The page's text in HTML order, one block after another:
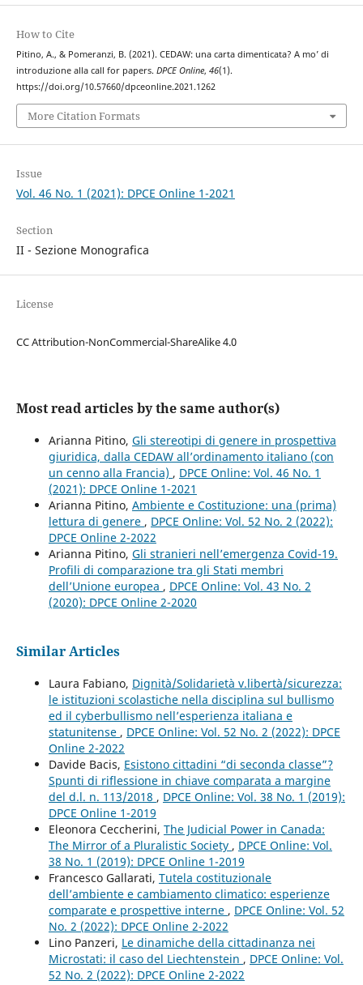
How to Cite
Pitino, A., & Pomeranzi, B. (2021). CEDAW: una carta dimenticata? A mo’ di
introduzione alla call for papers. DPCE Online, 46(1).
https://doi.org/10.57660/dpceonline.2021.1262
More Citation Formats
Issue
Vol. 46 No. 1 (2021): DPCE Online 1-2021
Section
II - Sezione Monografica
License
CC Attribution-NonCommercial-ShareAlike 4.0
Most read articles by the same author(s)
Arianna Pitino, Gli stereotipi di genere in prospettiva
giuridica, dalla CEDAW all’ordinamento italiano (con
un cenno alla Francia) , DPCE Online: Vol. 46 No. 1
(2021): DPCE Online 1-2021
Arianna Pitino, Ambiente e Costituzione: una (prima)
lettura di genere , DPCE Online: Vol. 52 No. 2 (2022):
DPCE Online 2-2022
Arianna Pitino, Gli stranieri nell’emergenza Covid-19.
Profili di comparazione tra gli Stati membri
dell’Unione europea , DPCE Online: Vol. 43 No. 2
(2020): DPCE Online 2-2020
Similar Articles
Laura Fabiano, Dignità/Solidarietà v.libertà/sicurezza:
le istituzioni scolastiche nella disciplina sul bullismo
ed il cyberbullismo nell’esperienza italiana e
statunitense , DPCE Online: Vol. 52 No. 2 (2022): DPCE
Online 2-2022
Davide Bacis, Esistono cittadini “di seconda classe”?
Spunti di riflessione in chiave comparata a margine
del d.l. n. 113/2018 , DPCE Online: Vol. 38 No. 1 (2019):
DPCE Online 1-2019
Eleonora Ceccherini, The Judicial Power in Canada:
The Mirror of a Pluralistic Society , DPCE Online: Vol.
38 No. 1 (2019): DPCE Online 1-2019
Francesco Gallarati, Tutela costituzionale
dell’ambiente e cambiamento climatico: esperienze
comparate e prospettive interne , DPCE Online: Vol. 52
No. 2 (2022): DPCE Online 2-2022
Lino Panzeri, Le dinamiche della cittadinanza nei
Microstati: il caso del Liechtenstein , DPCE Online: Vol.
52 No. 2 (2022): DPCE Online 2-2022